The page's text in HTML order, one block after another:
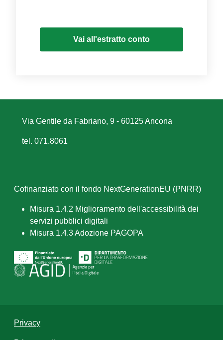
Vai all'estratto conto
Via Gentile da Fabriano, 9 - 60125 Ancona
tel. 071.8061
Cofinanziato con il fondo NextGenerationEU (PNRR)
Misura 1.4.2 Miglioramento dell'accessibilità dei
servizi pubblici digitali
Misura 1.4.3 Adozione PAGOPA
Privacy